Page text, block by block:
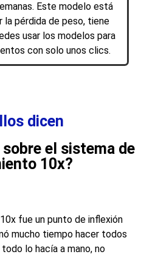
Este modelo está
la pérdida de peso, tiene
usar los modelos para
con solo unos clics.​
dicen
el sistema de
10x?
fue un punto de inflexión
mucho tiempo hacer todos
lo hacía a mano, no